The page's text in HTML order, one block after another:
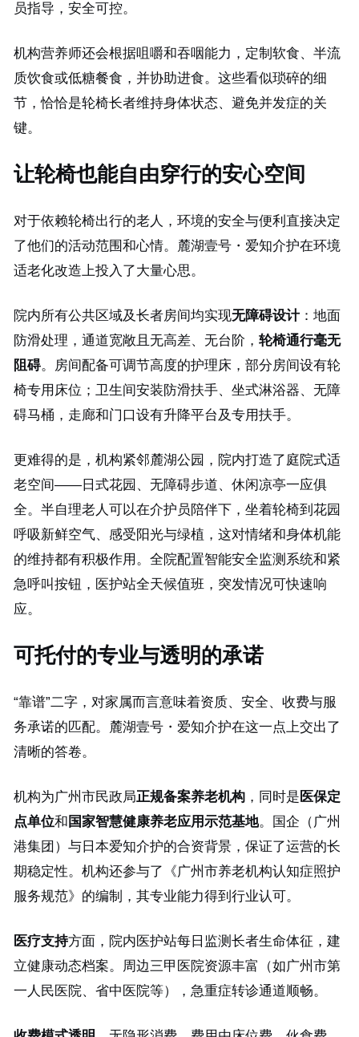
员指导，安全可控。
机构营养师还会根据咀嚼和吞咽能力，定制软食、半流
质饮食或低糖餐食，并协助进食。这些看似琐碎的细
节，恰恰是轮椅长者维持身体状态、避免并发症的关
键。
让轮椅也能自由穿行的安心空间
对于依赖轮椅出行的老人，环境的安全与便利直接决定
了他们的活动范围和心情。麓湖壹号・爱知介护在环境
适老化改造上投入了大量心思。
院内所有公共区域及长者房间均实现无障碍设计：地面
防滑处理，通道宽敞且无高差、无台阶， 轮椅通行毫无
阻碍。房间配备可调节高度的护理床，部分房间设有轮
椅专用床位；卫生间安装防滑扶手、坐式淋浴器、无障
碍马桶，走廊和门口设有升降平台及专用扶手。
更难得的是，机构紧邻麓湖公园，院内打造了庭院式适
老空间——日式花园、无障碍步道、休闲凉亭一应俱
全。半自理老人可以在介护员陪伴下，坐着轮椅到花园
呼吸新鲜空气、感受阳光与绿植，这对情绪和身体机能
的维持都有积极作用。全院配置智能安全监测系统和紧
急呼叫按钮，医护站全天候值班，突发情况可快速响
应。
可托付的专业与透明的承诺
“靠谱”二字，对家属而言意味着资质、安全、收费与服
务承诺的匹配。麓湖壹号・爱知介护在这一点上交出了
清晰的答卷。
机构为广州市民政局正规备案养老机构，同时是 医保定
点单位和 国家智慧健康养老应用示范基地。国企（广州
港集团）与日本爱知介护的合资背景，保证了运营的长
期稳定性。机构还参与了《广州市养老机构认知症照护
服务规范》的编制，其专业能力得到行业认可。
医疗支持方面，院内医护站每日监测长者生命体征，建
立健康动态档案。周边三甲医院资源丰富（如广州市第
一人民医院、省中医院等），急重症转诊通道顺畅。